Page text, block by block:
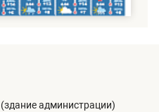
администрации)